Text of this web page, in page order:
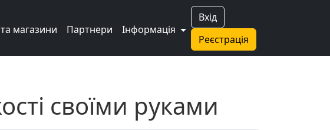
Вхід
Реєстрація
магазини Партнери Інформація
своїми руками